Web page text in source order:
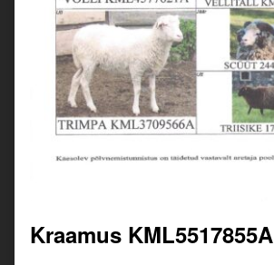
Kraamus KML5517855A